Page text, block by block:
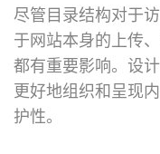
尽管目录结构对于
于网站本身的上传
都有重要影响。设
更好地组织和呈现
护性。